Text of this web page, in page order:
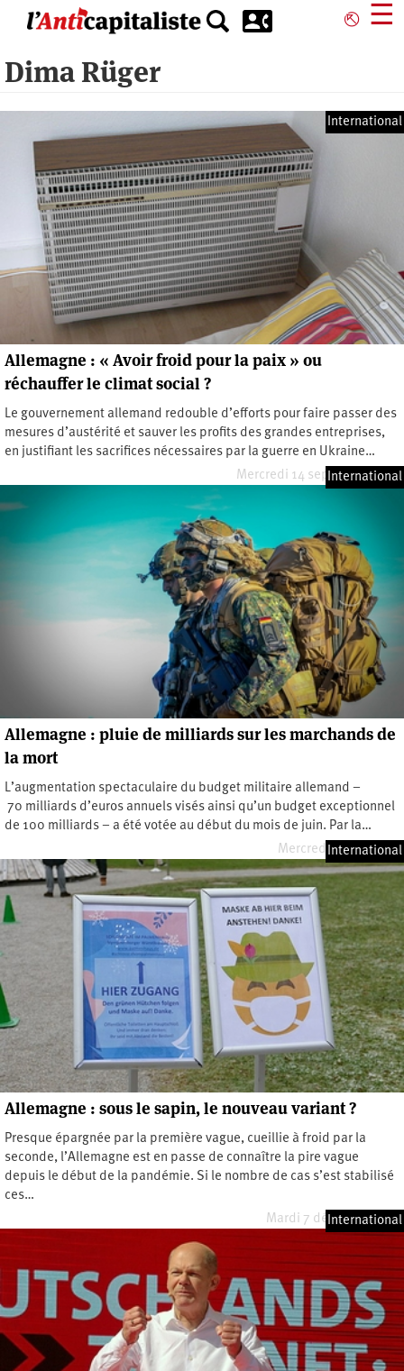
principal
⎋ ☰
Dima Rüger
International
Allemagne : « Avoir froid pour la paix » ou
réchauffer le climat social ?
Le gouvernement allemand redouble d’efforts pour faire passer des
mesures d’austérité et sauver les profits des grandes entreprises,
en justifiant les sacrifices nécessaires par la guerre en Ukraine…
Mercredi 14 septembre 2022
International
Allemagne : pluie de milliards sur les marchands de
la mort
L’augmentation spectaculaire du budget militaire allemand –
70 milliards d’euros annuels visés ainsi qu’un budget exceptionnel
de 100 milliards – a été votée au début du mois de juin. Par la…
Mercredi 22 juin 2022
International
Allemagne : sous le sapin, le nouveau variant ?
Presque épargnée par la première vague, cueillie à froid par la
seconde, l’Allemagne est en passe de connaître la pire vague
depuis le début de la pandémie. Si le nombre de cas s’est stabilisé
ces…
Mardi 7 décembre 2021
International